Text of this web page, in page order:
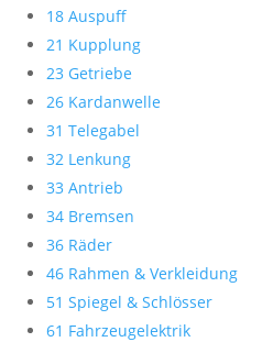
18 Auspuff
21 Kupplung
23 Getriebe
26 Kardanwelle
31 Telegabel
32 Lenkung
33 Antrieb
34 Bremsen
36 Räder
46 Rahmen & Verkleidung
51 Spiegel & Schlösser
61 Fahrzeugelektrik